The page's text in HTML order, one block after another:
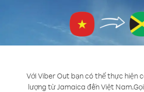
Với Viber Out bạn có thể thực hiện
lượng từ Jamaica đến Việt Nam.